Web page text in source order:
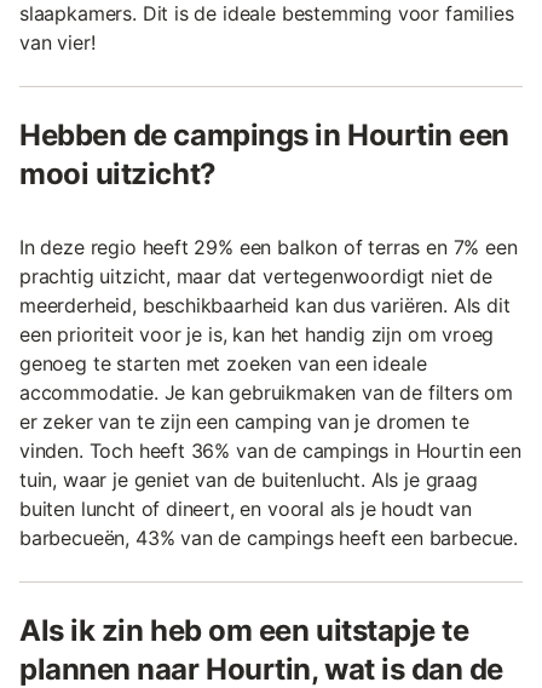
slaapkamers. Dit is de ideale bestemming voor families
van vier!
Hebben de campings in Hourtin een
mooi uitzicht?
In deze regio heeft 29% een balkon of terras en 7% een
prachtig uitzicht, maar dat vertegenwoordigt niet de
meerderheid, beschikbaarheid kan dus variëren. Als dit
een prioriteit voor je is, kan het handig zijn om vroeg
genoeg te starten met zoeken van een ideale
accommodatie. Je kan gebruikmaken van de filters om
er zeker van te zijn een camping van je dromen te
vinden. Toch heeft 36% van de campings in Hourtin een
tuin, waar je geniet van de buitenlucht. Als je graag
buiten luncht of dineert, en vooral als je houdt van
barbecueën, 43% van de campings heeft een barbecue.
Als ik zin heb om een uitstapje te
plannen naar Hourtin, wat is dan de